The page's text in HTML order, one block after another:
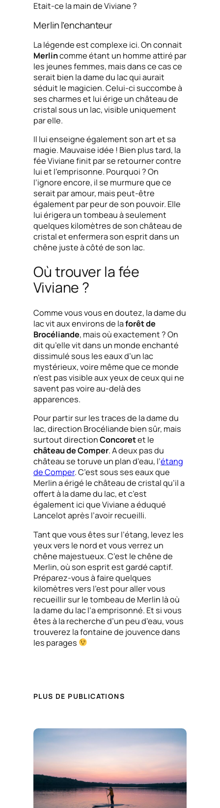
Etait-ce la main de Viviane ?
Merlin l’enchanteur
La légende est complexe ici. On connait
Merlincomme étant un homme attiré par
les jeunes femmes, mais dans ce cas ce
serait bien la dame du lac qui aurait
séduit le magicien. Celui-ci succombe à
ses charmes et lui érige un château de
cristal sous un lac, visible uniquement
par elle.
Il lui enseigne également son art et sa
magie. Mauvaise idée ! Bien plus tard, la
fée Viviane finit par se retourner contre
lui et l’emprisonne. Pourquoi ? On
l’ignore encore, il se murmure que ce
serait par amour, mais peut-être
également par peur de son pouvoir. Elle
lui érigera un tombeau à seulement
quelques kilomètres de son château de
cristal et enfermera son esprit dans un
chêne juste à côté de son lac.
Où trouver la fée
Viviane ?
Comme vous vous en doutez, la dame du
lac vit aux environs de laforêt de
Brocéliande, mais où exactement ? On
dit qu’elle vit dans un monde enchanté
dissimulé sous les eaux d’un lac
mystérieux, voire même que ce monde
n’est pas visible aux yeux de ceux qui ne
savent pas voire au-delà des
apparences.
Pour partir sur les traces de la dame du
lac, direction Brocéliande bien sûr, mais
surtout directionConcoretet le
château de Comper. A deux pas du
château se toruve un plan d’eau, l’étang
de Comper. C’est sous ses eaux que
Merlin a érigé le château de cristal qu’il a
offert à la dame du lac, et c’est
également ici que Viviane a éduqué
Lancelot après l’avoir recueilli.
Tant que vous êtes sur l’étang, levez les
yeux vers le nord et vous verrez un
chêne majestueux. C’est le chêne de
Merlin, où son esprit est gardé captif.
Préparez-vous à faire quelques
kilomètres vers l’est pour aller vous
recueillir sur le tombeau de Merlin là où
la dame du lac l’a emprisonné. Et si vous
êtes à la recherche d’un peu d’eau, vous
trouverez la fontaine de jouvence dans
les parages
PLUS DE PUBLICATIONS